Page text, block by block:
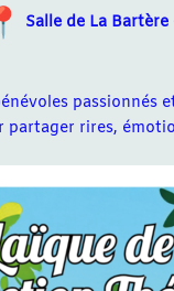
Salle de La
partager rires,